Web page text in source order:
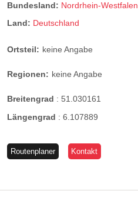
Bundesland: Nordrhein-Westfalen
Land: Deutschland
Ortsteil: keine Angabe
Regionen: keine Angabe
Breitengrad : 51.030161
Längengrad : 6.107889
Routenplaner Kontakt